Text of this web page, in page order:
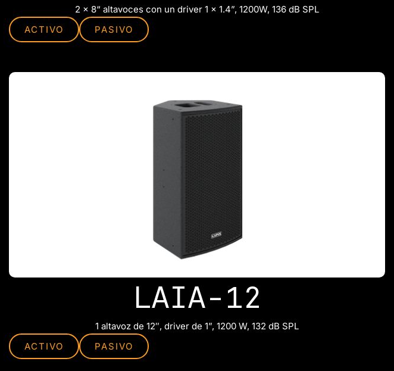
2 x 8“ altavoces con un driver 1 x 1.4”, 1200W, 136 dB SPL
ACTIVO
PASIVO
LAIA-12
1 altavoz de 12″, driver de 1”, 1200 W, 132 dB SPL
ACTIVO
PASIVO